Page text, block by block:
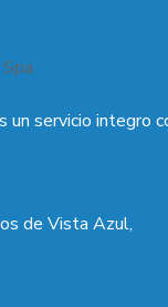
un servicio integro
de Vista Azul,